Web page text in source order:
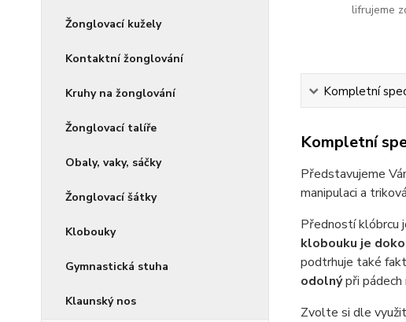
Žonglovací kužely
Kontaktní žonglování
Kruhy na žonglování
Žonglovací talíře
Obaly, vaky, sáčky
Žonglovací šátky
Klobouky
Gymnastická stuha
Klaunský nos
lifrujeme
Kompletní
Kompletní
Představujeme
manipulaci a
Předností klóbrcu
klobouku je
podtrhuje také
odolnýpři pádech
Zvolte si dle